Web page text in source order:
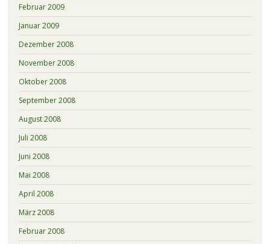
Februar 2009
Januar 2009
Dezember 2008
November 2008
Oktober 2008
September 2008
August 2008
Juli 2008
Juni 2008
Mai 2008
April 2008
März 2008
Februar 2008